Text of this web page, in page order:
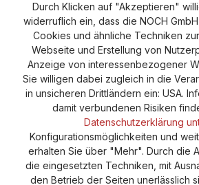
Versand und Zahlung AGB
Cookie-Einstellungen
Durch Klicken auf "Akzeptieren"
widerruflich ein, dass die NOCH
Cookies und ähnliche Techniken
Webseite und Erstellung von
Anzeige von interessenbezogener
Sie willigen dabei zugleich in die
in unsicheren Drittländern ein: USA.
damit verbundenen Risiken
Datenschutzerklärung
Konfigurationsmöglichkeiten und
erhalten Sie über "Mehr". Durch die
die eingesetzten Techniken, mit
den Betrieb der Seiten unerlässlich